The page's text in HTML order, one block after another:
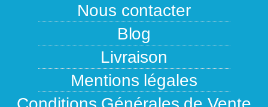
Nous contacter
Blog
Livraison
Mentions légales